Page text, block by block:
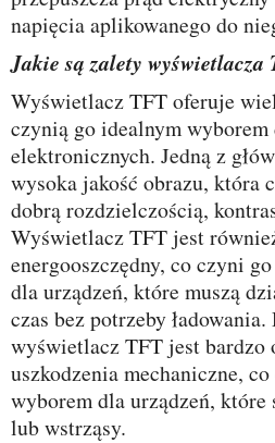
napięcia aplikowanego do
Jakie są zalety wyświetlacza
Wyświetlacz TFT oferuje wiele zalet, które
czynią go idealnym wyborem
elektronicznych. Jedną z
wysoka jakość obrazu, która
dobrą rozdzielczością,
Wyświetlacz TFT jest
energooszczędny, co czyni
dla urządzeń, które muszą
czas bez potrzeby
wyświetlacz TFT jest bardzo
uszkodzenia mechaniczne,
wyborem dla urządzeń, które
lub wstrząsy.